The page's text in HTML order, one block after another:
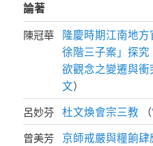
論著
陳冠華
隆慶時期江南地
徐階三子案」探
欲觀念之變遷與
文）
呂妙芬 杜文煥會宗三教 （
曾美芳
京師戒嚴與糧餉